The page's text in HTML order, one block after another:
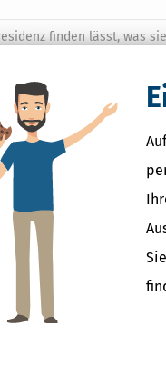
finden lässt, was
Erfahrungsbericht